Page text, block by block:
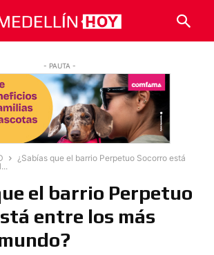
- PAUTA -
¿Sabías que el barrio Perpetuo Socorro está
el barrio Perpetuo
entre los más